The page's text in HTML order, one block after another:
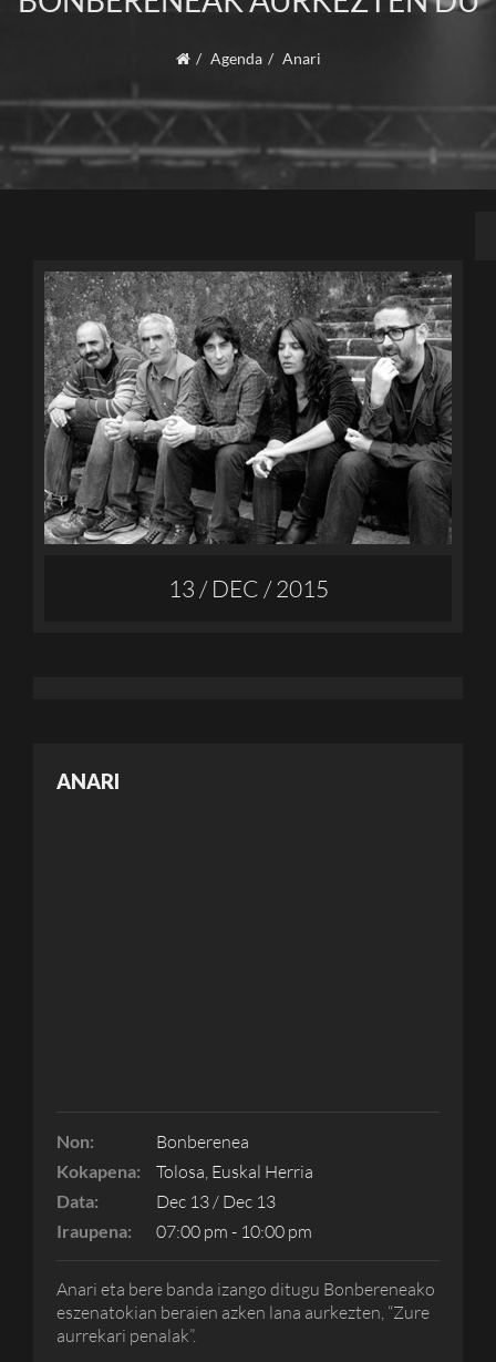
Agenda Anari
13 / DEC / 2015
ANARI
Non: Bonberenea
Kokapena: Tolosa, Euskal Herria
Data: Dec 13 / Dec 13
Iraupena: 07:00 pm - 10:00 pm
Anari eta bere banda izango ditugu Bonbereneako
eszenatokian beraien azken lana aurkezten, “Zure
aurrekari penalak”.